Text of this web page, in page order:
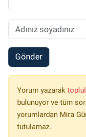
Gönder
Yorum yazarak
bulunuyor ve tüm
yorumlardan Mira
tutulamaz.